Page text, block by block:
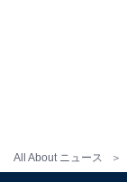
All About ニュース